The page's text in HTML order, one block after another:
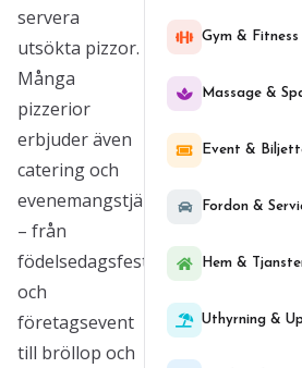
servera
utsökta pizzor.
Många
pizzerior
erbjuder även
catering och
evenemangstjänster
– från
födelsedagsfester
och
företagsevent
till bröllop och
Gym & Fitness
Massage &
Event &
Fordon &
Hem &
Uthyrning &